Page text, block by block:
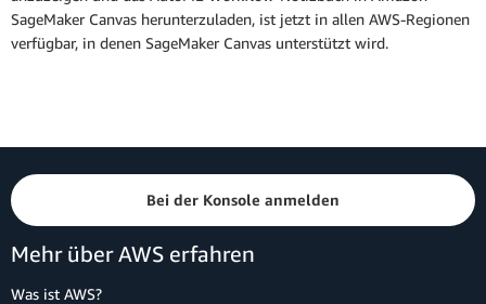
SageMaker Canvas herunterzuladen, ist jetzt in allen AWS-Regionen
verfügbar, in denen SageMaker Canvas unterstützt wird.
Bei der Konsole anmelden
Mehr über AWS erfahren
Was ist AWS?